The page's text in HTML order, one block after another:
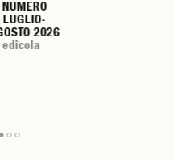
LUGLIO-
2026
LUGLIO-
2026
LUGLIO-
2026
LUGLIO-
2026